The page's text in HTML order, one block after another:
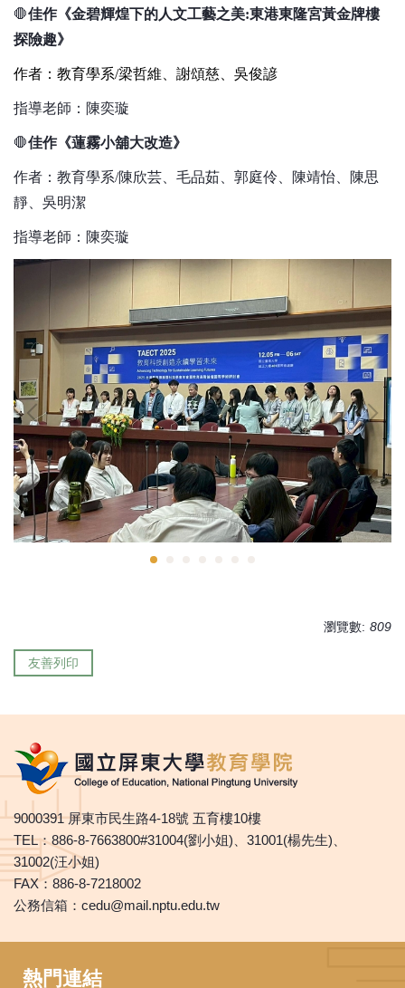
🛑佳作《金碧輝煌下的人文工藝之美:東港東隆宮黃金牌樓
探險趣》
作者：教育學系/梁哲維、謝頌慈、吳俊諺
指導老師：陳奕璇
🛑佳作《蓮霧小舖大改造》
作者：教育學系/陳欣芸、毛品茹、郭庭伶、陳靖怡、陳思
靜、吳明潔
指導老師：陳奕璇
瀏覽數: 809
友善列印
9000391 屏東市民生路4-18號 五育樓10樓
TEL：886-8-7663800#31004(劉小姐)、31001(楊先生)、
31002(汪小姐)
FAX：886-8-7218002
公務信箱：cedu@mail.nptu.edu.tw
熱門連結